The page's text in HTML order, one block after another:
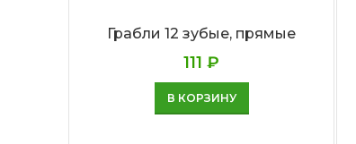
Грабли 12 зубые, прямые
111₽
В КОРЗИНУ